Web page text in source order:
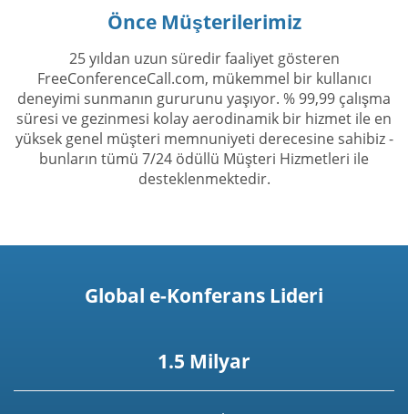
Önce Müşterilerimiz
25 yıldan uzun süredir faaliyet gösteren
FreeConferenceCall.com, mükemmel bir kullanıcı
deneyimi sunmanın gururunu yaşıyor. % 99,99 çalışma
süresi ve gezinmesi kolay aerodinamik bir hizmet ile en
yüksek genel müşteri memnuniyeti derecesine sahibiz -
bunların tümü 7/24 ödüllü Müşteri Hizmetleri ile
desteklenmektedir.
Global e-Konferans Lideri
1.5 Milyar